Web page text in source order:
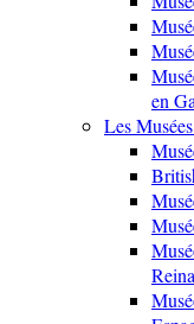
en
Les